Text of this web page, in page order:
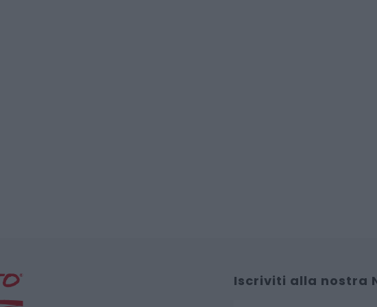
Iscriviti alla nostra